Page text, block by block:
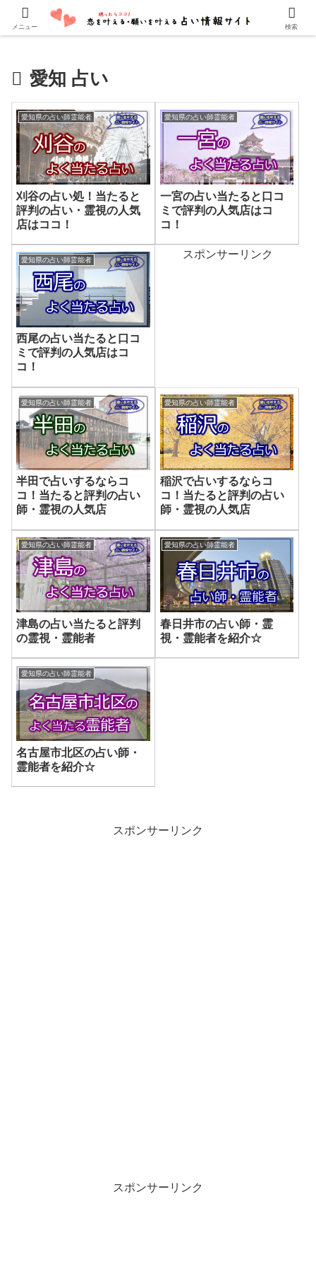
口コミでよく当たると評判の占い師・霊能者を紹介しています。
愛知 占い
愛知県の占い師霊能者
刈谷の占い処！当たると
評判の占い・霊視の人気
店はココ！
愛知県の占い師霊能者
一宮の占い当たると口コ
ミで評判の人気店はコ
コ！
愛知県の占い師霊能者
西尾の占い当たると口コ
ミで評判の人気店はコ
コ！
スポンサーリンク
愛知県の占い師霊能者
半田で占いするならコ
コ！当たると評判の占い
師・霊視の人気店
愛知県の占い師霊能者
稲沢で占いするならコ
コ！当たると評判の占い
師・霊視の人気店
愛知県の占い師霊能者
津島の占い当たると評判
の霊視・霊能者
愛知県の占い師霊能者
春日井市の占い師・霊
視・霊能者を紹介☆
愛知県の占い師霊能者
名古屋市北区の占い師・
霊能者を紹介☆
スポンサーリンク
スポンサーリンク
メニュー 検索